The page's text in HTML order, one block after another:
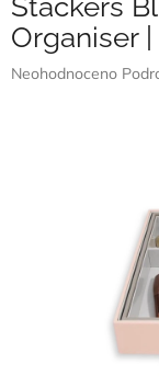
Stackers
Organiser
Průměrné
Neohodnoceno